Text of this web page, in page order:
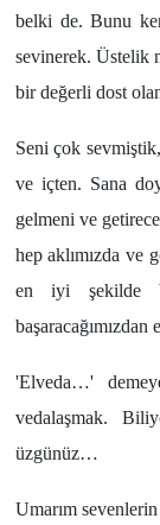
belki de. Bunu
sevinerek. Üstelik
bir değerli dost
Seni çok
ve içten. Sana
gelmeni ve
hep aklımızda ve
en iyi şekilde
başaracağımızdan
'Elveda…'
vedalaşmak.
üzgünüz…
Umarım